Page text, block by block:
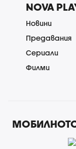
NOVA
Новини
Предавания
Сериали
Филми
МОБИЛНОТО